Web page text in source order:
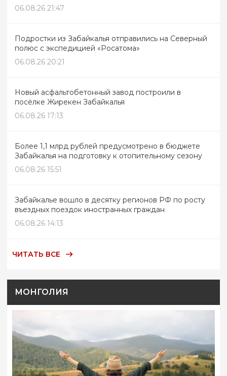
06.08.26 21:47
Подростки из Забайкалья отправились на Северный
полюс с экспедицией «Росатома»
06.08.26 20:21
Новый асфальтобетонный завод построили в
посёлке Жирекен Забайкалья
06.08.26 17:13
Более 1,1 млрд рублей предусмотрено в бюджете
Забайкалья на подготовку к отопительному сезону
06.08.26 15:51
Забайкалье вошло в десятку регионов РФ по росту
въездных поездок иностранных граждан
06.08.26 14:13
ЧИТАТЬ ВСЕ
МОНГОЛИЯ